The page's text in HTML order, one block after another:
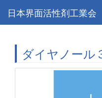
日本界面活性剤工業会
ダイヤノール